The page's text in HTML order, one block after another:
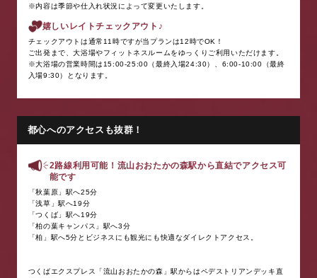
※内容は季節や仕入れ状況によって変更いたします。
嬉しいレイトチェックアウト♪
チェックアウトは通常11時ですが当プランは12時でOK！
ご出発まで、大浴場やフィットネスルームをゆっくりご利用いただけます。
※大浴場の営業時間は15:00-25:00（最終入場24:30）、6:00-10:00（最終
入場9:30）となります。
都心へのアクセスも抜群！
2路線利用可能！流山おおたかの森駅から直結でアクセス可
能です
「秋葉原」駅へ25分
「浅草」駅へ19分
「つくば」駅へ19分
「柏の葉キャンパス」駅へ3分
「柏」駅へ5分とビジネスにも観光にも快適なダイレクトアクセス。
つくばエクスプレス「流山おおたかの森」駅からはペデストリアンデッキ直